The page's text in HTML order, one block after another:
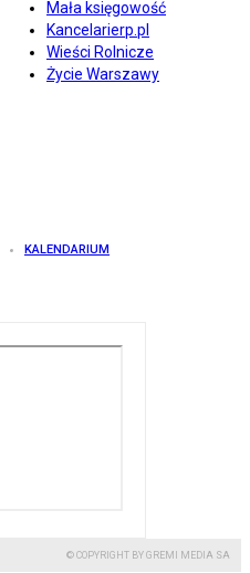
Mała księgowość
Kancelarierp.pl
Wieści Rolnicze
Życie Warszawy
KALENDARIUM
© COPYRIGHT BY GREMI MEDIA SA